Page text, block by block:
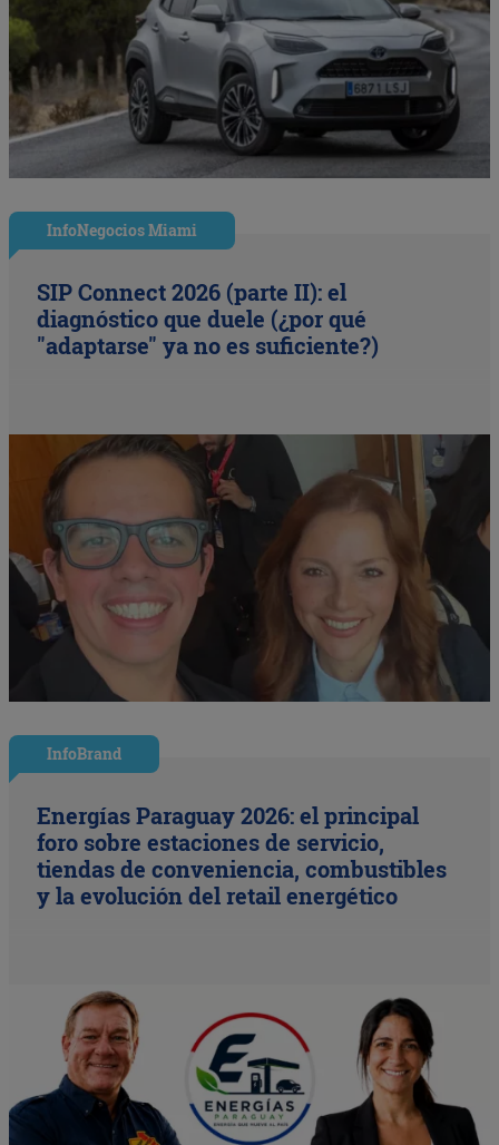
InfoNegocios Miami
SIP Connect 2026 (parte II): el
diagnóstico que duele (¿por qué
"adaptarse" ya no es suficiente?)
InfoBrand
Energías Paraguay 2026: el principal
foro sobre estaciones de servicio,
tiendas de conveniencia, combustibles
y la evolución del retail energético